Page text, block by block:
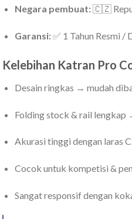
Negara pembuat:🇨🇿
Garansi:✅ 1 Tahun Resmi /
Kelebihan Katran Pro
Desain ringkas → mudah
Folding stock & rail lengkap
Akurasi tinggi dengan laras
Cocok untuk kompetisi &
Sangat responsif dengan